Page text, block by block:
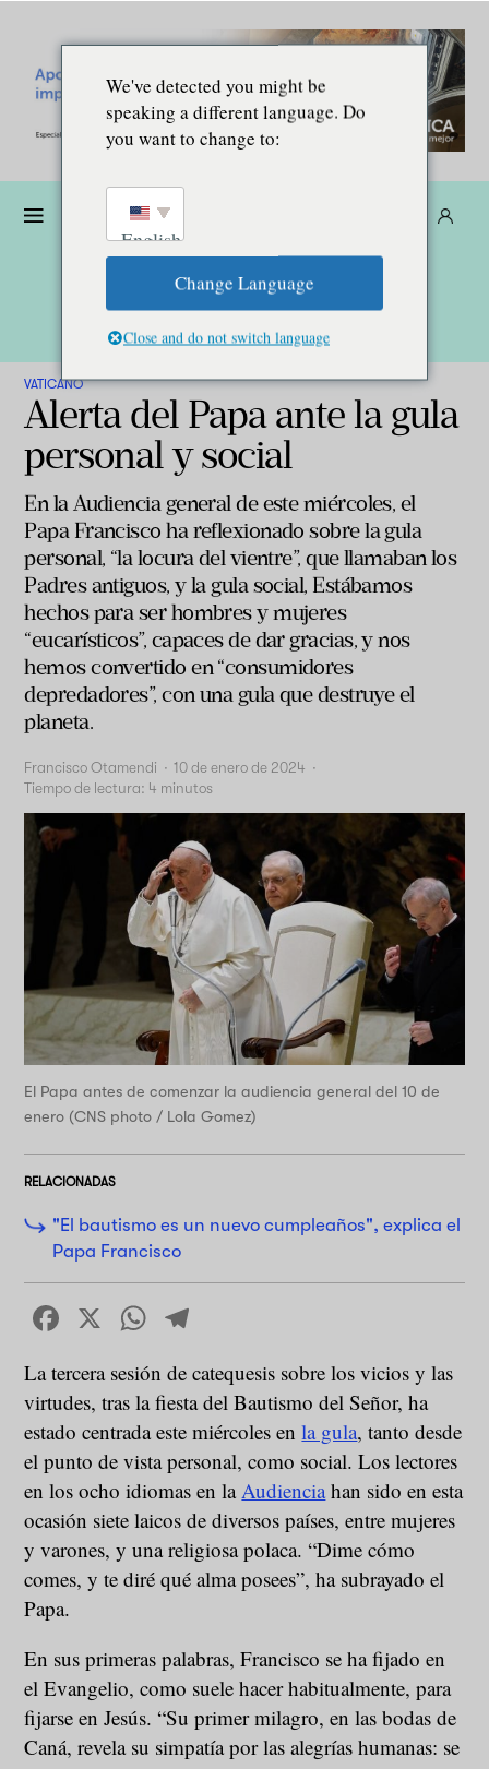
VATICANO
Alerta del Papa ante la gula
personal y social
En la Audiencia general de este miércoles, el
Papa Francisco ha reflexionado sobre la gula
personal, “la locura del vientre”, que llamaban los
Padres antiguos, y la gula social, Estábamos
hechos para ser hombres y mujeres
“eucarísticos”, capaces de dar gracias, y nos
hemos convertido en “consumidores
depredadores”, con una gula que destruye el
planeta.
Francisco Otamendi · 10 de enero de 2024 ·
Tiempo de lectura: 4 minutos
El Papa antes de comenzar la audiencia general del 10 de
enero (CNS photo / Lola Gomez)
RELACIONADAS
"El bautismo es un nuevo cumpleaños", explica el
Papa Francisco
Facebook
X WhatsApp
La tercera sesión de catequesis sobre los vicios y las
virtudes, tras la fiesta del Bautismo del Señor, ha
estado centrada este miércoles enla gula, tanto desde
el punto de vista personal, como social. Los lectores
en los ocho idiomas en la Audienciahan sido en esta
ocasión siete laicos de diversos países, entre mujeres
y varones, y una religiosa polaca. “Dime cómo
comes, y te diré qué alma posees”, ha subrayado el
Papa.
En sus primeras palabras, Francisco se ha fijado en
el Evangelio, como suele hacer habitualmente, para
fijarse en Jesús. “Su primer milagro, en las bodas de
Caná, revela su simpatía por las alegrías humanas: se
We've detected you might be
speaking a different language. Do
you want to change to:
English
Change Language
Close and do not switch language